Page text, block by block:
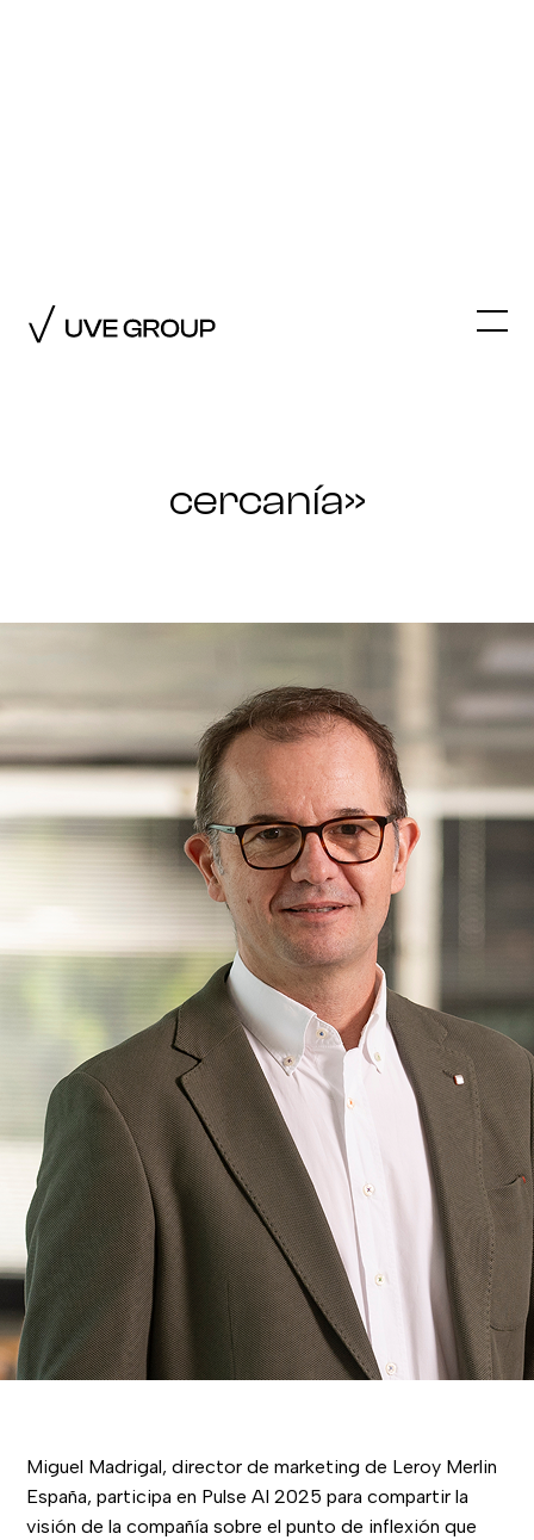
Merlin España):
cercanía»
Miguel Madrigal, director de marketing de Leroy Merlin
España, participa en Pulse AI 2025 para compartir la
visión de la compañía sobre el punto de inflexión que